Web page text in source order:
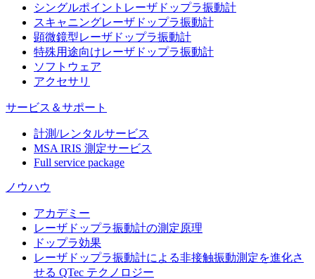
シングルポイントレーザドップラ振動計
スキャニングレーザドップラ振動計
顕微鏡型レーザドップラ振動計
特殊用途向けレーザドップラ振動計
ソフトウェア
アクセサリ
サービス＆サポート
計測/レンタルサービス
MSA IRIS 測定サービス
Full service package
ノウハウ
アカデミー
レーザドップラ振動計の測定原理
ドップラ効果
レーザドップラ振動計による非接触振動測定を進化さ
せる QTec テクノロジー